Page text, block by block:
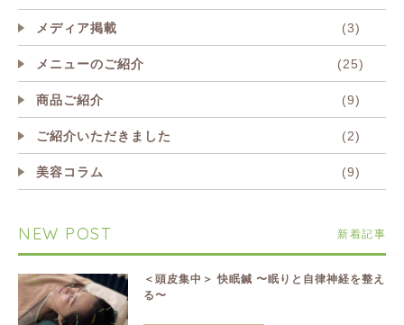
メディア掲載 (3)
メニューのご紹介 (25)
商品ご紹介 (9)
ご紹介いただきました (2)
美容コラム (9)
NEW POST 新着記事
＜頭皮集中＞ 快眠鍼 〜眠りと自律神経を整え
る〜